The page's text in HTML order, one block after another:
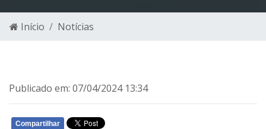
Início Notícias
Publicado em: 07/04/2024 13:34
Compartilhar